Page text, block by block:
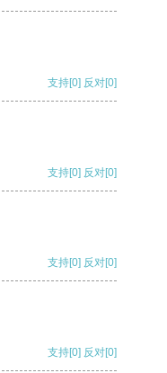
支持[0] 反对[0]
支持[0] 反对[0]
支持[0] 反对[0]
支持[0] 反对[0]